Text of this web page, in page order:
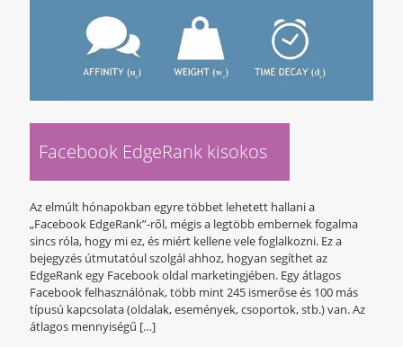
Facebook EdgeRank kisokos
Az elmúlt hónapokban egyre többet lehetett hallani a
„Facebook EdgeRank”-ről, mégis a legtöbb embernek fogalma
sincs róla, hogy mi ez, és miért kellene vele foglalkozni. Ez a
bejegyzés útmutatóul szolgál ahhoz, hogyan segíthet az
EdgeRank egy Facebook oldal marketingjében. Egy átlagos
Facebook felhasználónak, több mint 245 ismerőse és 100 más
típusú kapcsolata (oldalak, események, csoportok, stb.) van. Az
átlagos mennyiségű […]